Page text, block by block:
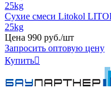
Сухие смеси Litokol
25kg
Цена 990 руб./шт
Запросить оптовую цену
Купить